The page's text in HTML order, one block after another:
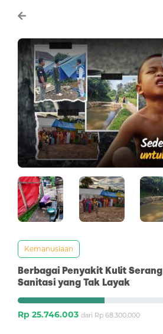
Kemanusiaan
Berbagai Penyakit Kulit
Sanitasi yang Tak Layak
Rp 25.746.003 dari Rp 68.300.000